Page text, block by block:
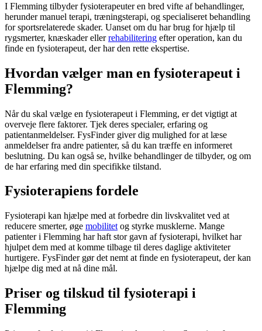
I Flemming tilbyder fysioterapeuter en bred vifte af behandlinger,
herunder manuel terapi, træningsterapi, og specialiseret behandling
for sportsrelaterede skader. Uanset om du har brug for hjælp til
rygsmerter, knæskader ellerrehabilitering efter operation, kan du
finde en fysioterapeut, der har den rette ekspertise.
Hvordan vælger man en fysioterapeut i
Flemming?
Når du skal vælge en fysioterapeut i Flemming, er det vigtigt at
overveje flere faktorer. Tjek deres specialer, erfaring og
patientanmeldelser. FysFinder giver dig mulighed for at læse
anmeldelser fra andre patienter, så du kan træffe en informeret
beslutning. Du kan også se, hvilke behandlinger de tilbyder, og om
de har erfaring med din specifikke tilstand.
Fysioterapiens fordele
Fysioterapi kan hjælpe med at forbedre din livskvalitet ved at
reducere smerter, øge mobilitet og styrke musklerne. Mange
patienter i Flemming har haft stor gavn affysioterapi, hvilket har
hjulpet dem med at komme tilbage til deres daglige aktiviteter
hurtigere. FysFinder gør det nemt at finde en fysioterapeut, der kan
hjælpe dig med at nå dine mål.
Priser og tilskud til fysioterapi i
Flemming